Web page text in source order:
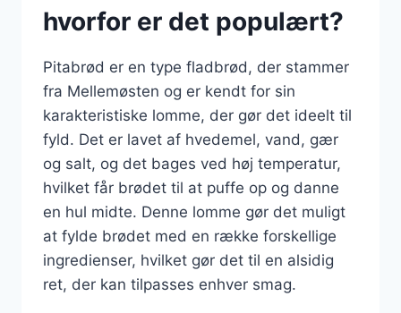
hvorfor er det populært?
Pitabrød er en type fladbrød, der stammer
fra Mellemøsten og er kendt for sin
karakteristiske lomme, der gør det ideelt til
fyld. Det er lavet af hvedemel, vand, gær
og salt, og det bages ved høj temperatur,
hvilket får brødet til at puffe op og danne
en hul midte. Denne lomme gør det muligt
at fylde brødet med en række forskellige
ingredienser, hvilket gør det til en alsidig
ret, der kan tilpasses enhver smag.